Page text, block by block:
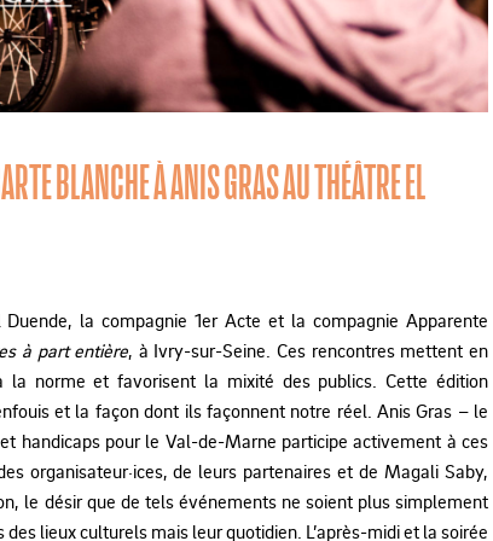
BLANCHE À ANIS GRAS AU THÉÂTRE EL
la compagnie 1er Acte et la compagnie Apparente
à part entière, à Ivry-sur-Seine. Ces rencontres mettent en
la norme et favorisent la mixité des publics. Cette édition
et la façon dont ils façonnent notre réel. Anis Gras – le
handicaps pour le Val-de-Marne participe activement à ces
organisateur·ices, de leurs partenaires et de Magali Saby,
le désir que de tels événements ne soient plus simplement
lieux culturels mais leur quotidien. L’après-midi et la soirée